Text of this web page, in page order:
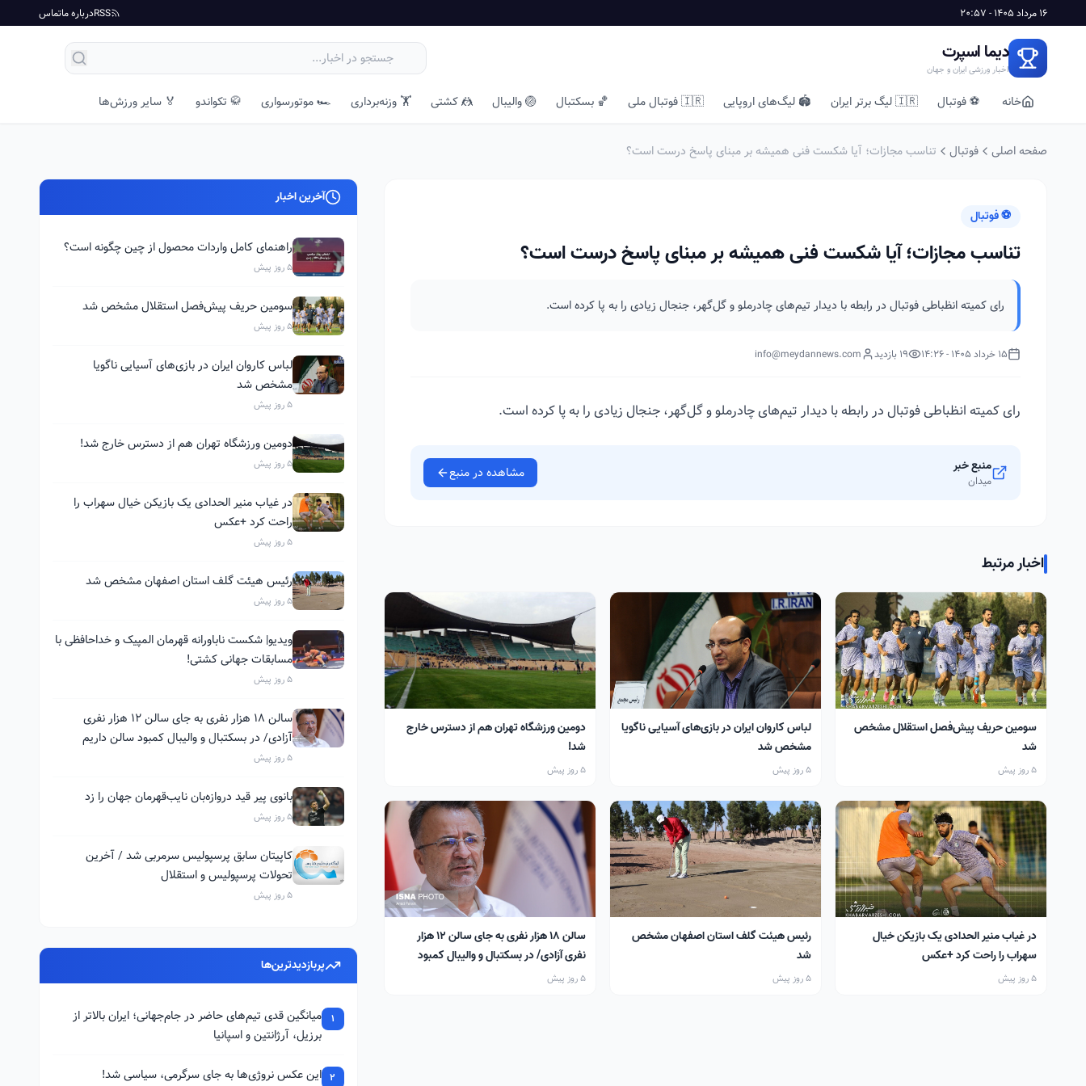
16 مرداد 1405 - 20:57 RSSدرباره ماتماس
دیما اسپرت
اخبار ورزشی ایران و جهان
خانه ⚽ فوتبال 🇮🇷 لیگ برتر ایران 🏟️ لیگ‌های اروپایی 🇮🇷 فوتبال ملی 🏀 بسکتبال 🏐 والیبال 🤼 کشتی 🏋️ وزنه‌برداری 🏎️ موتورسواری 🥋 تکواندو 🏅 سایر ورزش‌ها
صفحه اصلی فوتبال تناسب مجازات؛ آیا شکست فنی همیشه بر مبنای پاسخ درست است؟
⚽ فوتبال
تناسب مجازات؛ آیا شکست فنی همیشه بر مبنای پاسخ درست است؟
رای کمیته انظباطی فوتبال در رابطه با دیدار تیم‌های چادرملو و گل‌گهر، جنجال زیادی را به پا کرده است.
15 خرداد 1405 - 14:26 19 بازدید info@meydannews.com
رای کمیته انظباطی فوتبال در رابطه با دیدار تیم‌های چادرملو و گل‌گهر، جنجال زیادی را به پا کرده است.
منبع خبر
میدان مشاهده در منبع
اخبار مرتبط
سومین حریف پیش‌فصل استقلال مشخص
شد
5 روز پیش
لباس کاروان ایران در بازی‌های آسیایی ناگویا
مشخص شد
5 روز پیش
دومین ورزشگاه تهران هم از دسترس خارج
شد!
5 روز پیش
در غیاب منیر الحدادی یک بازیکن خیال
سهراب را راحت کرد +عکس
5 روز پیش
رئیس هیئت گلف استان اصفهان مشخص
شد
5 روز پیش
سالن ۱۸ هزار نفری به جای سالن ۱۲ هزار
نفری آزادی/ در بسکتبال و والیبال کمبود
سالن داریم
5 روز پیش
آخرین اخبار
راهنمای کامل واردات محصول از چین چگونه است؟
5 روز پیش
سومین حریف پیش‌فصل استقلال مشخص شد
5 روز پیش
لباس کاروان ایران در بازی‌های آسیایی ناگویا
مشخص شد
5 روز پیش
دومین ورزشگاه تهران هم از دسترس خارج شد!
5 روز پیش
در غیاب منیر الحدادی یک بازیکن خیال سهراب را
راحت کرد +عکس
5 روز پیش
رئیس هیئت گلف استان اصفهان مشخص شد
5 روز پیش
ویدیو| شکست ناباورانه قهرمان المپیک و خداحافظی با
مسابقات جهانی کشتی!
5 روز پیش
سالن ۱۸ هزار نفری به جای سالن ۱۲ هزار نفری
آزادی/ در بسکتبال و والیبال کمبود سالن داریم
5 روز پیش
بانوی پیر قید دروازه‌بان نایب‌قهرمان جهان را زد
5 روز پیش
کاپیتان سابق پرسپولیس سرمربی شد / آخرین
تحولات پرسپولیس و استقلال
5 روز پیش
پربازدیدترین‌ها
1
میانگین قدی تیم‌های حاضر در جام‌جهانی؛ ایران بالاتر از
برزیل، آرژانتین و اسپانیا
2 این عکس نروژی‌ها به جای سرگرمی، سیاسی شد!